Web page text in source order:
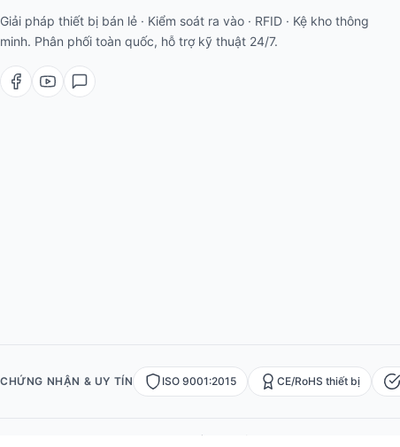
Giải pháp thiết bị bán lẻ · Kiểm soát ra vào · RFID · Kệ kho thông
minh. Phân phối toàn quốc, hỗ trợ kỹ thuật 24/7.
CHỨNG NHẬN & UY TÍN ISO 9001:2015 CE/RoHS thiết bị
© 2026 Việt POS — Việt Đức Trí Group. Mọi quyền được bảo lưu.